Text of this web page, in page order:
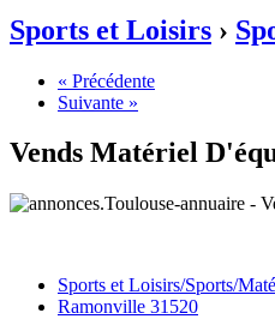
Sports et Loisirs ›
« Précédente
Suivante »
Vends Matériel
Sports et Loisirs/Sports/
Ramonville 31520